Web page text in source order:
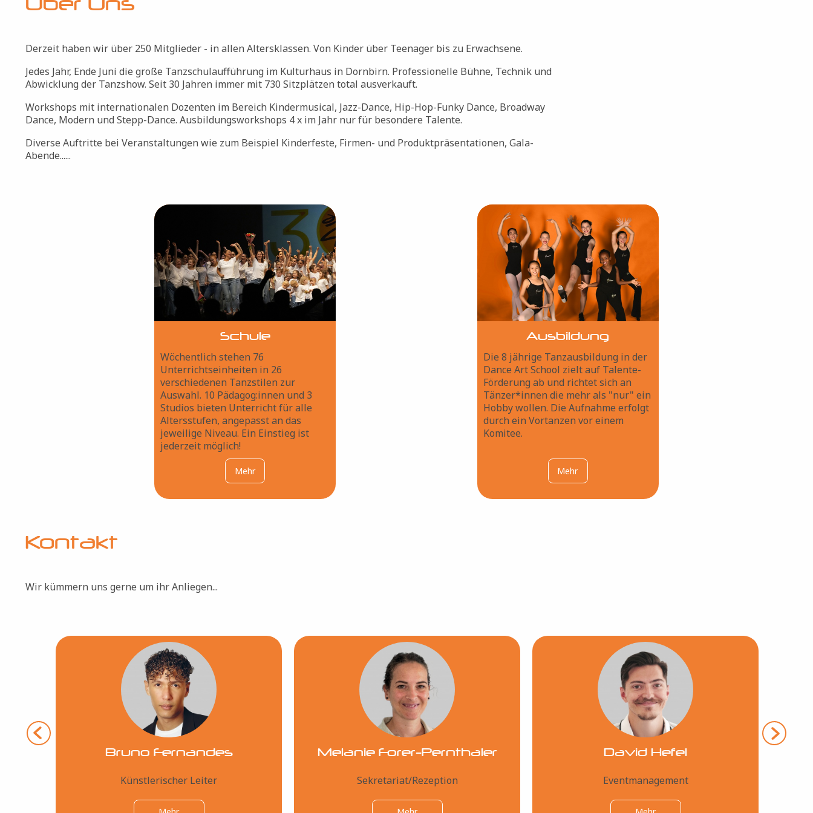
Derzeit haben wir über 250 Mitglieder - in allen Altersklassen. Von Kinder über Teenager bis zu Erwachsene.
Jedes Jahr, Ende Juni die große Tanzschulaufführung im Kulturhaus in Dornbirn. Professionelle Bühne, Technik und
Abwicklung der Tanzshow. Seit 30 Jahren immer mit 730 Sitzplätzen total ausverkauft.
Workshops mit internationalen Dozenten im Bereich Kindermusical, Jazz-Dance, Hip-Hop-Funky Dance, Broadway
Dance, Modern und Stepp-Dance. Ausbildungsworkshops 4 x im Jahr nur für besondere Talente.
Diverse Auftritte bei Veranstaltungen wie zum Beispiel Kinderfeste, Firmen- und Produktpräsentationen, Gala-
Schule
Wöchentlich stehen 76
Unterrichtseinheiten in 26
verschiedenen Tanzstilen zur
Auswahl. 10 Pädagog:innen und 3
Studios bieten Unterricht für alle
Altersstufen, angepasst an das
jeweilige Niveau. Ein Einstieg ist
jederzeit möglich!
Bild
Ausbildung
Die 8 jährige Tanzausbildung in der
Dance Art School zielt auf Talente-
Förderung ab und richtet sich an
Tänzer*innen die mehr als "nur" ein
Hobby wollen. Die Aufnahme erfolgt
durch ein Vortanzen vor einem
Bild
Künstlerischer Leiter
Bild
Sekretariat/Rezeption
Bild
Eventmanagement